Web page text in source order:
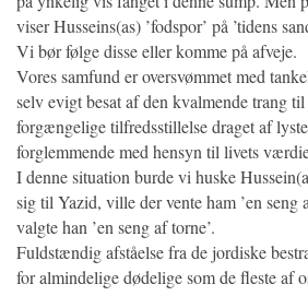
viser Husseins(as) ’fodspor’ på ’tidens
Vi bør følge disse eller komme på afveje.
Vores samfund er oversvømmet med
selv evigt besat af den kvalmende trang
forgængelige tilfredsstillelse draget af
forglemmende med hensyn til livets
I denne situation burde vi huske
sig til Yazid, ville der vente ham ’en seng
valgte han ’en seng af torne’.
Fuldstændig afståelse fra de jordiske
for almindelige dødelige som de fleste af